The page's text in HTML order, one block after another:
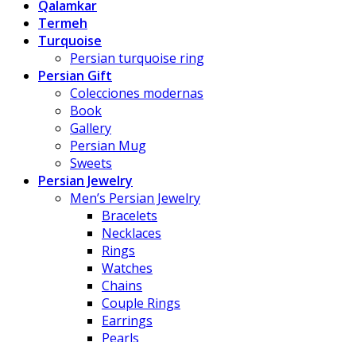
Qalamkar
Termeh
Turquoise
Persian turquoise ring
Persian Gift
Colecciones modernas
Book
Gallery
Persian Mug
Sweets
Persian Jewelry
Men’s Persian Jewelry
Bracelets
Necklaces
Rings
Watches
Chains
Couple Rings
Earrings
Pearls